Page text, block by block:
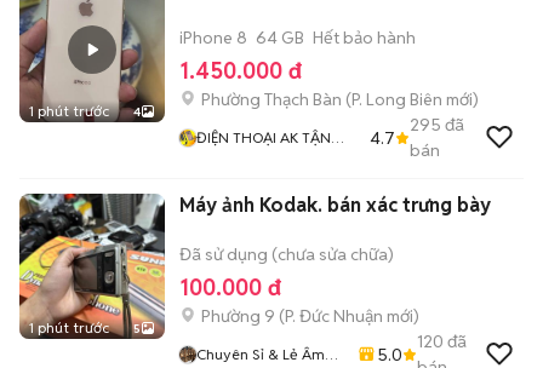
1 phút trước 4
iPhone 8 64 GB Hết bảo hành
1.450.000 đ
Phường Thạch Bàn (P. Long Biên mới)
ĐIỆN THOẠI AK TẬN
4.7
295 đã
bán
1 phút trước 5
Máy ảnh Kodak. bán xác trưng bày
Đã sử dụng (chưa sửa chữa)
100.000 đ
Phường 9 (P. Đức Nhuận mới)
Chuyên Sỉ & Lẻ Âm
5.0
120 đã